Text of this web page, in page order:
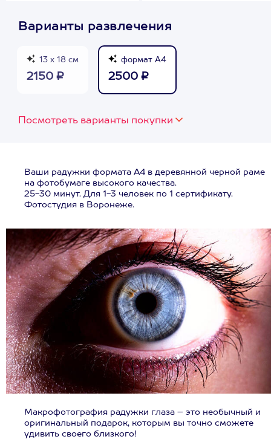
Варианты развлечения
13 х 18 см
2150 ₽
формат А4
2500 ₽
Посмотреть варианты покупки
Ваши радужки формата А4 в деревянной черной раме
на фотобумаге высокого качества.
25-30 минут. Для 1-3 человек по 1 сертификату.
Фотостудия в Воронеже.
Макрофотография радужки глаза – это необычный и
оригинальный подарок, которым вы точно сможете
удивить своего близкого!